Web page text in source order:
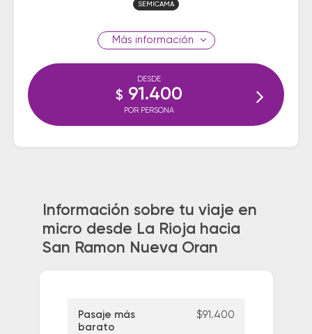
SEMICAMA
información
DESDE
$ 91.400
POR PERSONA
Información sobre tu viaje en
micro desde La Rioja hacia
San Ramon Nueva Oran
Pasaje más
barato
$91.400